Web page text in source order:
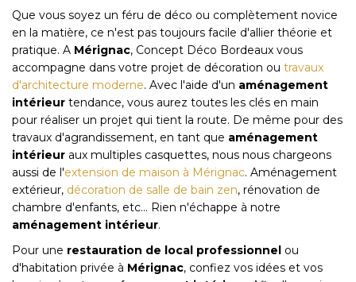
Que vous soyez un féru de déco ou complètement novice
en la matière, ce n'est pas toujours facile d'allier théorie et
pratique. A Mérignac, Concept Déco Bordeaux vous
accompagne dans votre projet de décoration ou travaux
d'architecture moderne. Avec l'aide d'un aménagement
intérieur tendance, vous aurez toutes les clés en main
pour réaliser un projet qui tient la route. De même pour des
travaux d'agrandissement, en tant que aménagement
intérieur aux multiples casquettes, nous nous chargeons
aussi de l'extension de maison à Mérignac. Aménagement
extérieur, décoration de salle de bain zen, rénovation de
chambre d'enfants, etc... Rien n'échappe à notre
aménagement intérieur.
Pour une restauration de local professionnel ou
d'habitation privée à Mérignac, confiez vos idées et vos